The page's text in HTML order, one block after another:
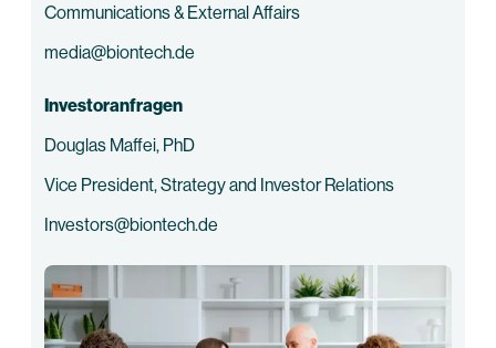
Communications & External Affairs
media@biontech.de
Investoranfragen
Douglas Maffei, PhD
Vice President, Strategy and Investor Relations
Investors@biontech.de